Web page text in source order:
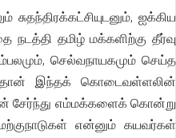
ஐக்கிய
நடத்தி தமிழ் மக்களிற்கு தீர்வு
செல்வநாயகமும் செய்த
தான் இந்தக் கொடைவள்ளலின்
சேர்ந்து எம்மக்களைக் கொன்று
என்னும் கயவர்கள்